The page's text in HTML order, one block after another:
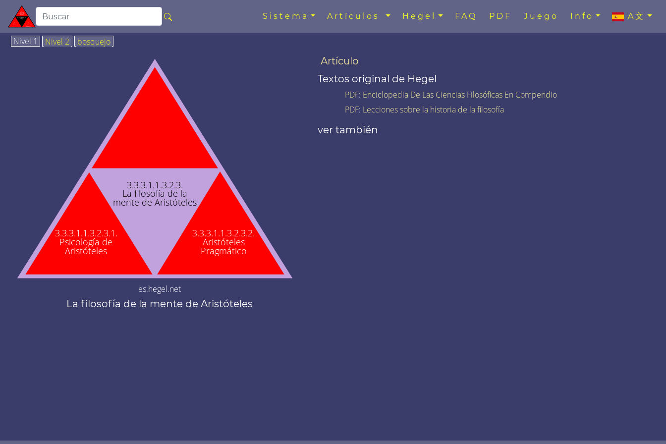
Sistema Artículos Hegel FAQ PDF Juego Info A文
Nivel 1 Nivel 2 bosquejo
3.3.3.1.1.3.2.3.
La filosofía de la
mente de Aristóteles
3.3.3.1.1.3.2.3.1.
Psicología de
Aristóteles
3.3.3.1.1.3.2.3.2.
Aristóteles
Pragmático
es.hegel.net
La filosofía de la mente de Aristóteles
Artículo
Textos original de Hegel
PDF: Enciclopedia De Las Ciencias Filosóficas En Compendio
PDF: Lecciones sobre la historia de la filosofía
ver también